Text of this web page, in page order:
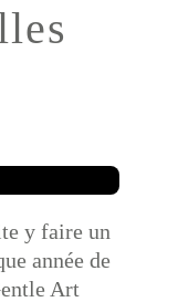
y faire un
année de
Art